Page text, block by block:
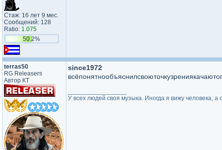
Стаж: 16 лет 9 мес.
Сообщений: 128
Ratio: 1.075
50.2%
terras50
RG Releasers
Автор КТ
since1972
У всех людей своя музыка. Иногда я вижу человека, а